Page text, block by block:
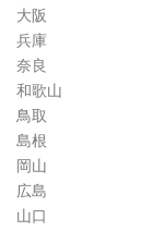
大阪
兵庫
奈良
和歌山
鳥取
島根
岡山
広島
山口